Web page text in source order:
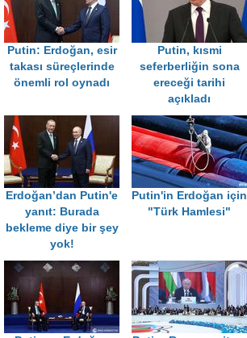
Putin: Erdoğan, esir
takası süreçlerinde
önemli rol oynadı
Putin, kısmi
seferberliğin sona
ereceği tarihi
açıkladı
Erdoğan’dan Putin'e
yanıt: Burada
bekleme diye bir şey
yok!
Putin'in Erdoğan için
"Türk Hamlesi"